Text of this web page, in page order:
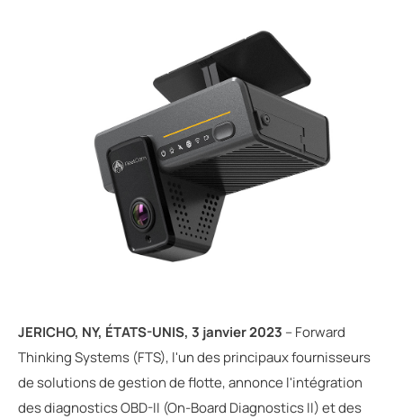
JERICHO, NY, ÉTATS-UNIS, 3 janvier 2023 -- Forward
Thinking Systems (FTS), l'un des principaux fournisseurs
de solutions de gestion de flotte, annonce l'intégration
des diagnostics OBD-II (On-Board Diagnostics II) et des